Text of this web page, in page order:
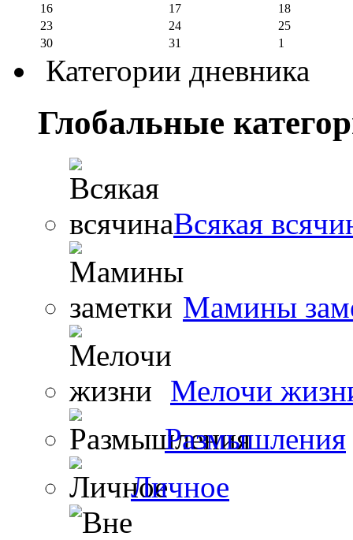
16
17
18
23
24
25
30
31 1
Категории дневника
Глобальные
Всякая
Мамины
Мелочи
Размышления
Личное